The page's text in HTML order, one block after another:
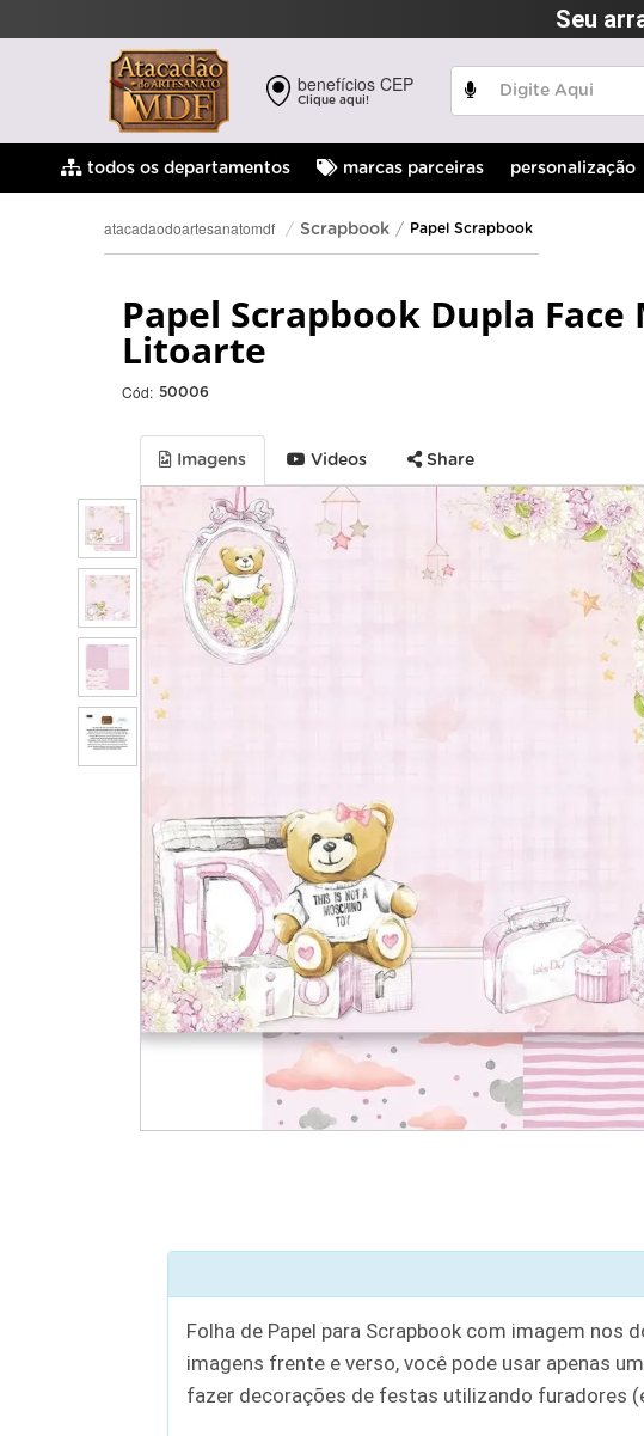
Seu
benefícios CEP
Clique aqui!
todos os departamentos marcas parceiras personalização
atacadaodoartesanatomdf Scrapbook Papel Scrapbook
Papel Scrapbook Dupla Face
Litoarte
Cód: 50006
Imagens Videos Share
Folha de Papel para Scrapbook com imagem
imagens frente e verso, você pode usar apenas
fazer decorações de festas utilizando furadores